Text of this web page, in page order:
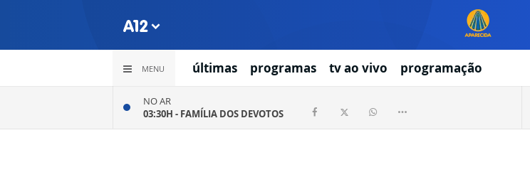
MENU últimas programas tv ao vivo programação
NO AR
03:30H - FAMÍLIA DOS DEVOTOS